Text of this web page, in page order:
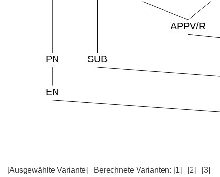
[Ausgewählte Variante] Berechnete Varianten: [1] [2]
[3]